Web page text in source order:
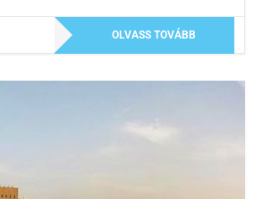
OLVASS TOVÁBB